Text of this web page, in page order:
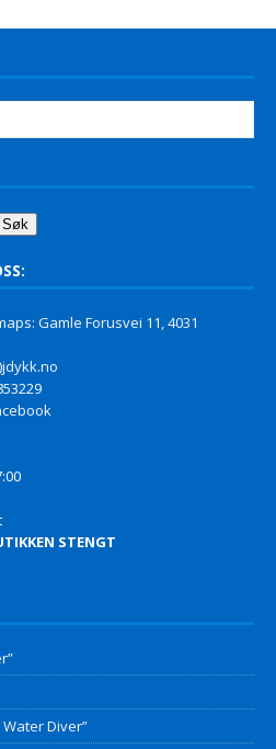
Søk
Gamle Forusvei 11, 4031
STENGT
Diver”